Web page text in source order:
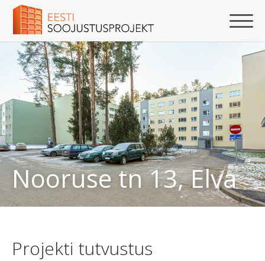
Nooruse tn 13, Elva
Projekti tutvustus